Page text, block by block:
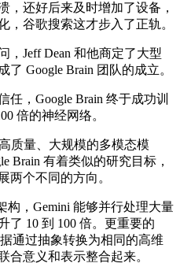
，还好后来及时增加了设备，
，谷歌搜索这才步入了正轨。
Jeff Dean 和他商定了大型
Google Brain 团队的成立。
，Google Brain 终于成功训
倍的神经网络。
量、大规模的多模态模
Brain 有着类似的研究目标，
两个不同的方向。
，Gemini 能够并行处理大量
了 10 到 100 倍。更重要的
通过抽象转换为相同的高维
合意义和表示整合起来。